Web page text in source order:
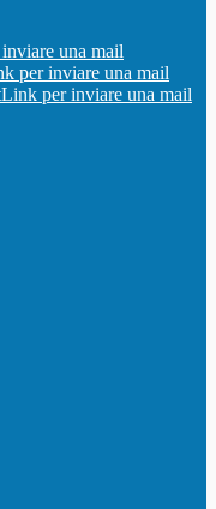
una mail
per inviare una mail
Link per inviare una mail